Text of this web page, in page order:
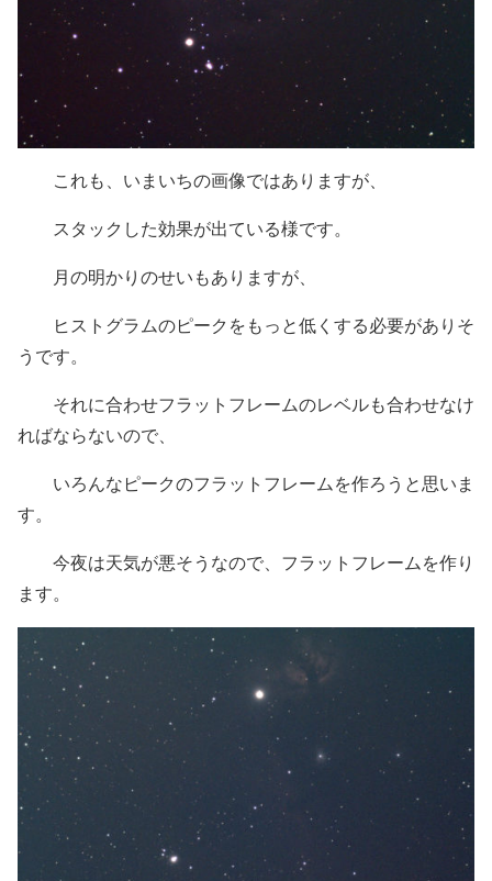
これも、いまいちの画像ではありますが、
スタックした効果が出ている様です。
月の明かりのせいもありますが、
ヒストグラムのピークをもっと低くする必要がありそ
うです。
それに合わせフラットフレームのレベルも合わせなけ
ればならないので、
いろんなピークのフラットフレームを作ろうと思いま
す。
今夜は天気が悪そうなので、フラットフレームを作り
ます。